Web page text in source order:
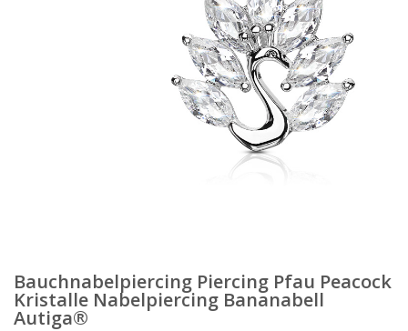
Bauchnabelpiercing Piercing Pfau Peacock
Kristalle Nabelpiercing Bananabell
Autiga®